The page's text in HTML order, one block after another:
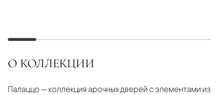
О КОЛЛЕКЦИИ
Палаццо — коллекция арочных дверей с элементами из